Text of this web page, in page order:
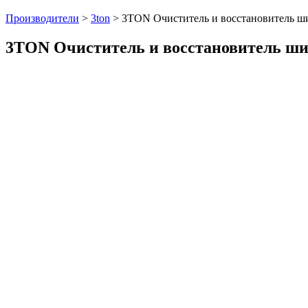
Производители > 3ton > 3TON Очиститель и восстановитель
3TON Очиститель и восстановитель